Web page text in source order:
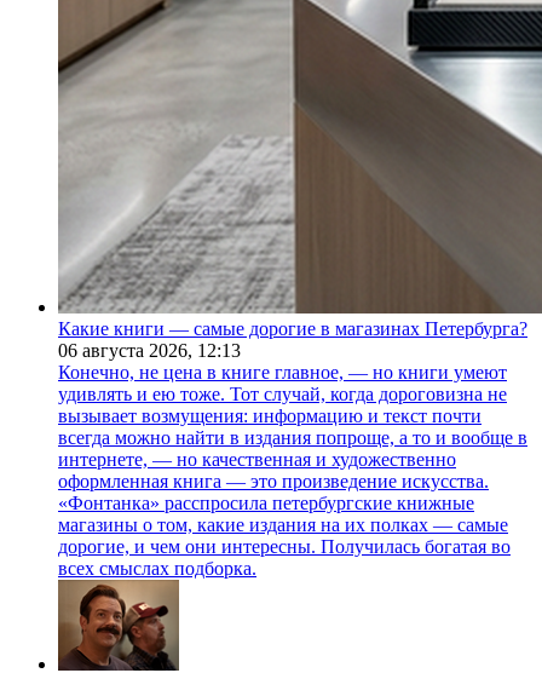
Какие книги — самые дорогие в магазинах Петербурга?
06 августа 2026, 12:13
Конечно, не цена в книге главное, — но книги умеют
удивлять и ею тоже. Тот случай, когда дороговизна не
вызывает возмущения: информацию и текст почти
всегда можно найти в издания попроще, а то и вообще в
интернете, — но качественная и художественно
оформленная книга — это произведение искусства.
«Фонтанка» расспросила петербургские книжные
магазины о том, какие издания на их полках — самые
дорогие, и чем они интересны. Получилась богатая во
всех смыслах подборка.